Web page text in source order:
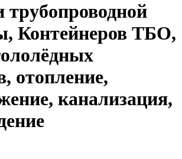
трубопроводной
Контейнеров ТБО,
отопление,
канализация,